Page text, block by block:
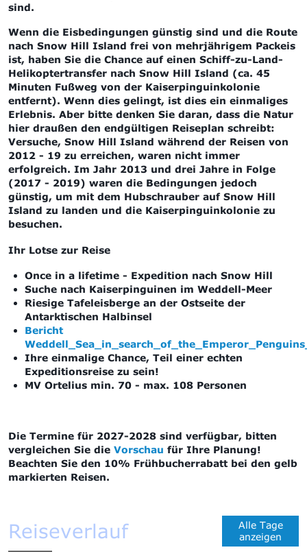
sind.
Wenn die Eisbedingungen günstig sind und die Route
nach Snow Hill Island frei von mehrjährigem Packeis
ist, haben Sie die Chance auf einen Schiff-zu-Land-
Helikoptertransfer nach Snow Hill Island (ca. 45
Minuten Fußweg von der Kaiserpinguinkolonie
entfernt). Wenn dies gelingt, ist dies ein einmaliges
Erlebnis. Aber bitte denken Sie daran, dass die Natur
hier draußen den endgültigen Reiseplan schreibt:
Versuche, Snow Hill Island während der Reisen von
2012 - 19 zu erreichen, waren nicht immer
erfolgreich. Im Jahr 2013 und drei Jahre in Folge
(2017 - 2019) waren die Bedingungen jedoch
günstig, um mit dem Hubschrauber auf Snow Hill
Island zu landen und die Kaiserpinguinkolonie zu
besuchen.
Ihr Lotse zur Reise
Once in a lifetime - Expedition nach Snow Hill
Suche nach Kaiserpinguinen im Weddell-Meer
Riesige Tafeleisberge an der Ostseite der
Antarktischen Halbinsel
Bericht
Ihre einmalige Chance, Teil einer echten
Expeditionsreise zu sein!
MV Ortelius min. 70 - max. 108 Personen
Die Termine für 2027-2028 sind verfügbar, bitten
vergleichen Sie die Vorschau für Ihre Planung!
Beachten Sie den 10% Frühbucherrabatt bei den gelb
markierten Reisen.
Reiseverlauf
Alle Tage
anzeigen